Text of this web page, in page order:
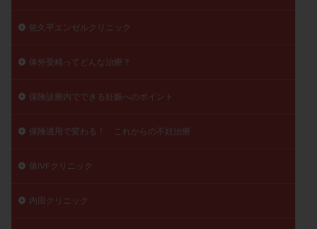
佐久平エンゼルクリニック
体外受精ってどんな治療？
保険診療内でできる妊娠へのポイント
保険適用で変わる！ これからの不妊治療
俵IVFクリニック
内田クリニック